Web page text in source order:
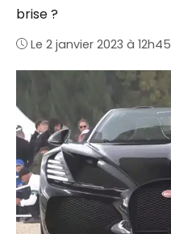
brise ?
Le 2 janvier 2023 à 12h45